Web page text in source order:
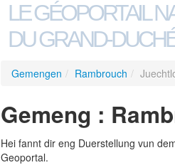
LE GÉOPORTAIL
DU GRAND-
Gemengen / Rambrouch /
Gemeng :
Hei fannt dir eng Duerstellung vun
Geoportal.